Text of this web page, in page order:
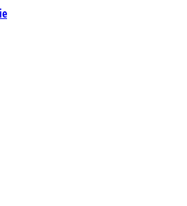
Fotografie